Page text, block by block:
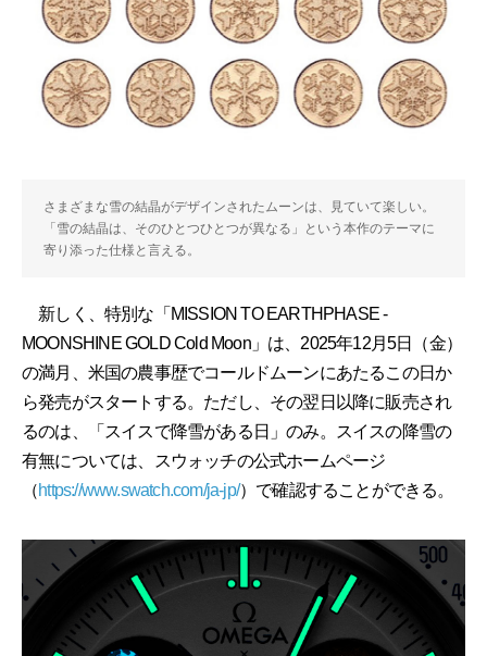
さまざまな雪の結晶がデザインされたムーンは、見ていて楽しい。
「雪の結晶は、そのひとつひとつが異なる」という本作のテーマに
寄り添った仕様と言える。
新しく、特別な「MISSION TO EARTHPHASE -
MOONSHINE GOLD Cold Moon」は、2025年12月5日（金）
の満月、米国の農事歴でコールドムーンにあたるこの日か
ら発売がスタートする。ただし、その翌日以降に販売され
るのは、「スイスで降雪がある日」のみ。スイスの降雪の
有無については、スウォッチの公式ホームページ
（https://www.swatch.com/ja-jp/）で確認することができる。